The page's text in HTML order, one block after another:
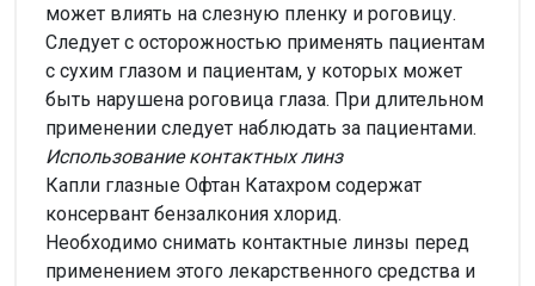
может влиять на слезную пленку и роговицу.
Следует с осторожностью применять пациентам
с сухим глазом и пациентам, у которых может
быть нарушена роговица глаза. При длительном
применении следует наблюдать за пациентами.
Использование контактных линз
Капли глазные Офтан Катахром содержат
консервант бензалкония хлорид.
Необходимо снимать контактные линзы перед
применением этого лекарственного средства и